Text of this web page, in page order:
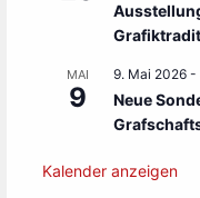
MAI
9
9. Mai 2026 -
Neue
Kalender anzeigen